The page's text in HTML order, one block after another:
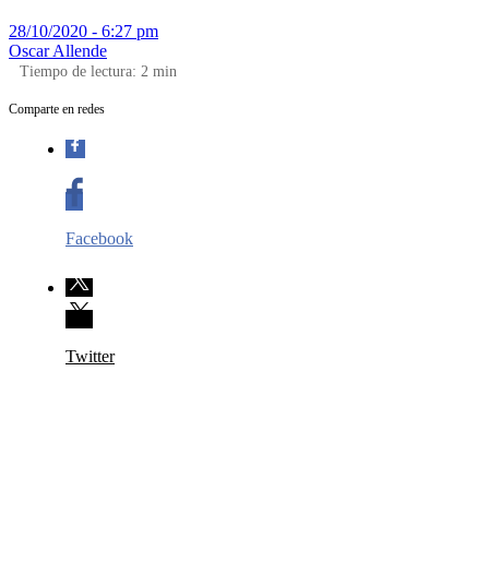
28/10/2020 - 6:27 pm
Oscar Allende
Tiempo de lectura: 2 min
Comparte en redes
Facebook
Twitter